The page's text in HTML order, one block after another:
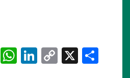
Pi
W
Li
C
X